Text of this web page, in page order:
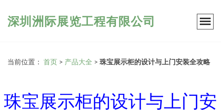
深圳洲际展览工程有限公司
当前位置： 首页 > 产品大全 > 珠宝展示柜的设计与上门安装全攻略
珠宝展示柜的设计与上门安